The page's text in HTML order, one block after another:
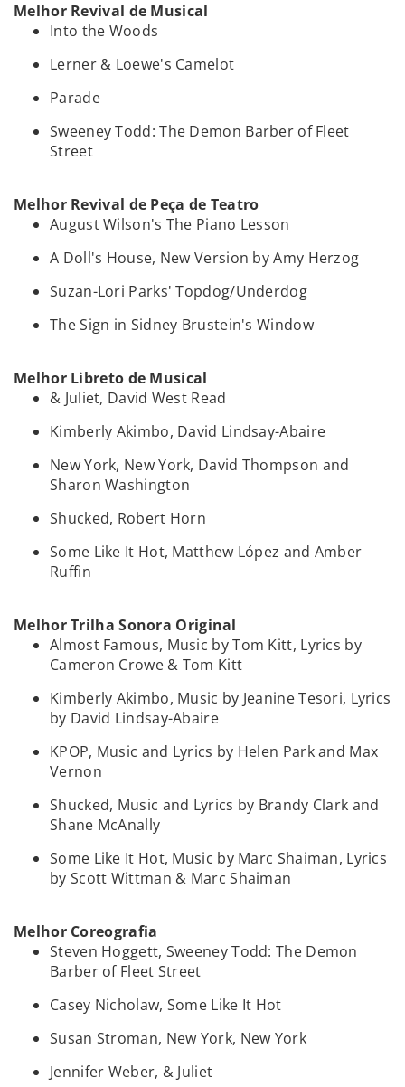
Melhor Revival de Musical
Into the Woods
Lerner & Loewe's Camelot
Parade
Sweeney Todd: The Demon Barber of Fleet
Street
Melhor Revival de Peça de Teatro
August Wilson's The Piano Lesson
A Doll's House, New Version by Amy Herzog
Suzan-Lori Parks' Topdog/Underdog
The Sign in Sidney Brustein's Window
Melhor Libreto de Musical
& Juliet, David West Read
Kimberly Akimbo, David Lindsay-Abaire
New York, New York, David Thompson and
Sharon Washington
Shucked, Robert Horn
Some Like It Hot, Matthew López and Amber
Ruffin
Melhor Trilha Sonora Original
Almost Famous, Music by Tom Kitt, Lyrics by
Cameron Crowe & Tom Kitt
Kimberly Akimbo, Music by Jeanine Tesori, Lyrics
by David Lindsay-Abaire
KPOP, Music and Lyrics by Helen Park and Max
Vernon
Shucked, Music and Lyrics by Brandy Clark and
Shane McAnally
Some Like It Hot, Music by Marc Shaiman, Lyrics
by Scott Wittman & Marc Shaiman
Melhor Coreografia
Steven Hoggett, Sweeney Todd: The Demon
Barber of Fleet Street
Casey Nicholaw, Some Like It Hot
Susan Stroman, New York, New York
Jennifer Weber, & Juliet